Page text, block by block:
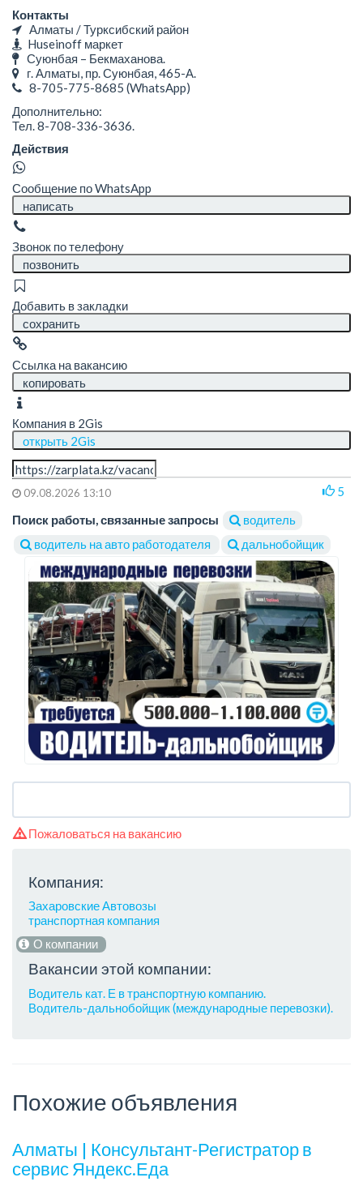
Контакты
Алматы / Турксибский район
Huseinoff маркет
Суюнбая – Бекмаханова.
г. Алматы, пр. Суюнбая, 465-А.
8-705-775-8685 (WhatsApp)
Дополнительно:
Тел. 8-708-336-3636.
Действия
Сообщение по WhatsApp
написать
Звонок по телефону
позвонить
Добавить в закладки
сохранить
Ссылка на вакансию
копировать
Компания в 2Gis
открыть 2Gis
09.08.2026 13:10
5
Поиск работы, связанные запросы
водитель
водитель на авто работодателя
дальнобойщик
Пожаловаться на вакансию
Компания:
Захаровские Автовозы
транспортная компания
О компании
Вакансии этой компании:
Водитель кат. Е в транспортную компанию.
Водитель-дальнобойщик (международные перевозки).
Похожие объявления
Алматы | Консультант-Регистратор в
сервис Яндекс.Еда